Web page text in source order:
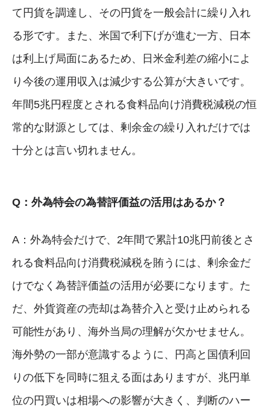
て円貨を調達し、その円貨を一般会計に繰り入れ
る形です。また、米国で利下げが進む一方、日本
は利上げ局面にあるため、日米金利差の縮小によ
り今後の運用収入は減少する公算が大きいです。
年間5兆円程度とされる食料品向け消費税減税の恒
常的な財源としては、剰余金の繰り入れだけでは
十分とは言い切れません。
Q：外為特会の為替評価益の活用はあるか？
A：外為特会だけで、2年間で累計10兆円前後とさ
れる食料品向け消費税減税を賄うには、剰余金だ
けでなく為替評価益の活用が必要になります。た
だ、外貨資産の売却は為替介入と受け止められる
可能性があり、海外当局の理解が欠かせません。
海外勢の一部が意識するように、円高と国債利回
りの低下を同時に狙える面はありますが、兆円単
位の円買いは相場への影響が大きく、判断のハー